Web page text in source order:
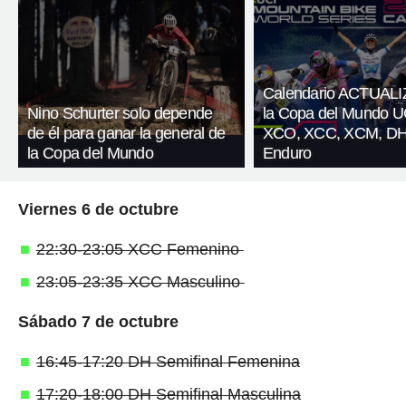
Nino Schurter solo depende
de él para ganar la general de
la Copa del Mundo
Calendario
la Copa del Mundo
XCO, XCC, XCM,
Enduro
Viernes 6 de octubre
22:30-23:05 XCC Femenino
23:05-23:35 XCC Masculino
Sábado 7 de octubre
16:45-17:20 DH Semifinal Femenina
17:20-18:00 DH Semifinal Masculina